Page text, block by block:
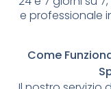
e professionale
Come